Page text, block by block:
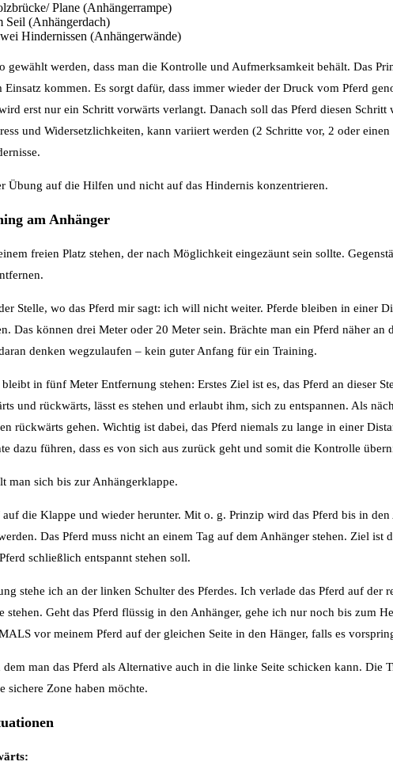
Plane (Anhängerrampe)
Seil (Anhängerdach)
Hindernissen (Anhängerwände)
gewählt werden, dass man die Kontrolle und Aufmerksamkeit behält. Das
kommen. Es sorgt dafür, dass immer wieder der Druck vom Pferd
erst nur ein Schritt vorwärts verlangt. Danach soll das Pferd diesen Schritt
und Widersetzlichkeiten, kann variiert werden (2 Schritte vor, 2 oder
Übung auf die Hilfen und nicht auf das Hindernis konzentrieren.
am Anhänger
freien Platz stehen, der nach Möglichkeit eingezäunt sein sollte.
Stelle, wo das Pferd mir sagt: ich will nicht weiter. Pferde bleiben in einer
Das können drei Meter oder 20 Meter sein. Brächte man ein Pferd näher an
denken wegzulaufen – kein guter Anfang für ein Training.
in fünf Meter Entfernung stehen: Erstes Ziel ist es, das Pferd an dieser
und rückwärts, lässt es stehen und erlaubt ihm, sich zu entspannen. Als
rückwärts gehen. Wichtig ist dabei, das Pferd niemals zu lange in einer
dazu führen, dass es von sich aus zurück geht und somit die Kontrolle
man sich bis zur Anhängerklappe.
die Klappe und wieder herunter. Mit o. g. Prinzip wird das Pferd bis in den
Das Pferd muss nicht an einem Tag auf dem Anhänger stehen. Ziel
schließlich entspannt stehen soll.
stehe ich an der linken Schulter des Pferdes. Ich verlade das Pferd auf der
stehen. Geht das Pferd flüssig in den Anhänger, gehe ich nur noch bis zum
vor meinem Pferd auf der gleichen Seite in den Hänger, falls es
man das Pferd als Alternative auch in die linke Seite schicken kann. Die
sichere Zone haben möchte.